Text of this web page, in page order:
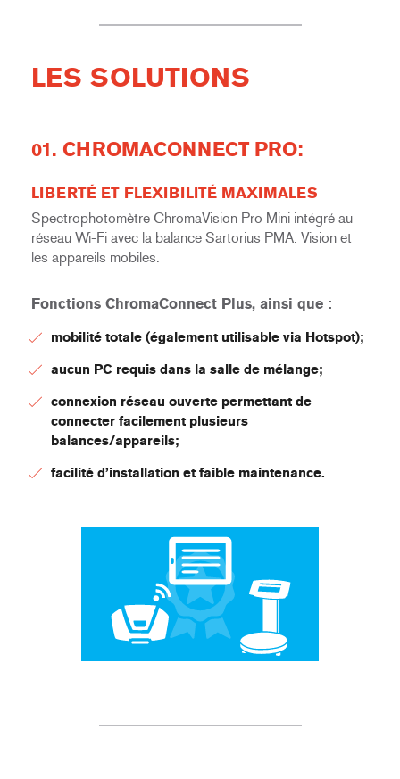
LES SOLUTIONS
01. CHROMACONNECT PRO:
LIBERTÉ ET FLEXIBILITÉ MAXIMALES
Spectrophotomètre ChromaVision Pro Mini intégré au
réseau Wi-Fi avec la balance Sartorius PMA. Vision et
les appareils mobiles.
Fonctions ChromaConnect Plus, ainsi que :
mobilité totale (également utilisable via Hotspot);
aucun PC requis dans la salle de mélange;
connexion réseau ouverte permettant de
connecter facilement plusieurs
balances/appareils;
facilité d’installation et faible maintenance.